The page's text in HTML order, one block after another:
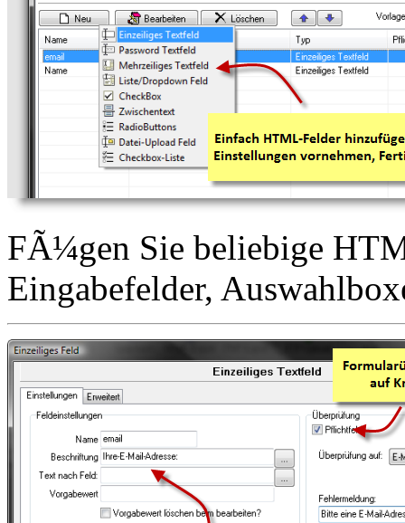
FÃ¼gen Sie beliebige
Eingabefelder,